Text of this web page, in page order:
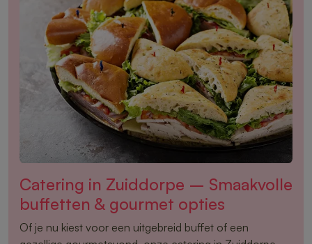
Catering in Zuiddorpe – Smaakvolle
buffetten & gourmet opties
Of je nu kiest voor een uitgebreid buffet of een